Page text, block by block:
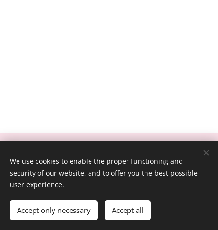
0992
由 Webnode提供技術支援 Cookies
Languages
中文 (繁體)
American English
We use cookies to enable the proper functioning and
security of our website, and to offer you the best possible
user experience.
Accept only necessary Accept all